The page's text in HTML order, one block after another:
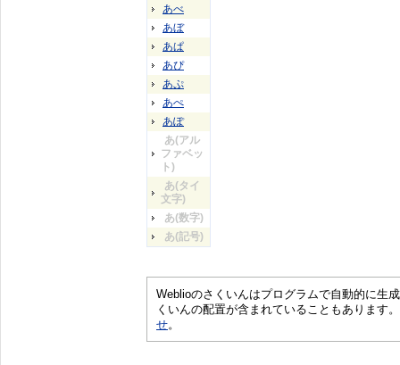
あべ
あぼ
あぱ
あぴ
あぷ
あぺ
あぽ
あ(アル
ファベッ
ト)
あ(タイ
文字)
あ(数字)
あ(記号)
Weblioのさくいんはプログラムで自動的に生
くいんの配置が含まれていることもあります
せ。